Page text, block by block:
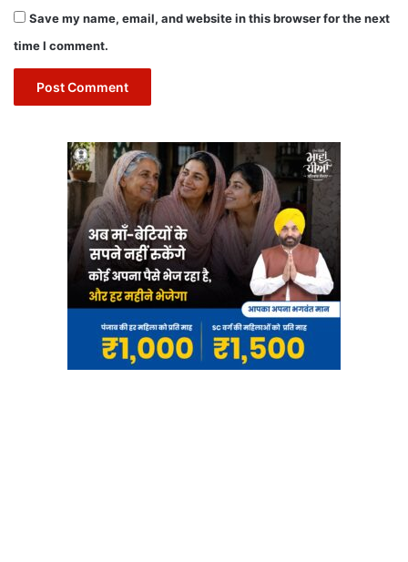
Save my name, email, and website in this browser for the next
time I comment.